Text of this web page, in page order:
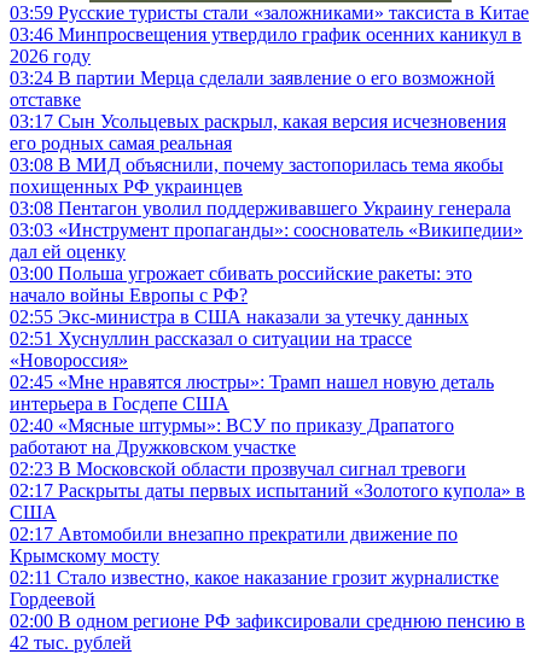
03:59 Русские туристы стали «заложниками» таксиста в Китае
03:46 Минпросвещения утвердило график осенних каникул в
2026 году
03:24 В партии Мерца сделали заявление о его возможной
отставке
03:17 Сын Усольцевых раскрыл, какая версия исчезновения
его родных самая реальная
03:08 В МИД объяснили, почему застопорилась тема якобы
похищенных РФ украинцев
03:08 Пентагон уволил поддерживавшего Украину генерала
03:03 «Инструмент пропаганды»: сооснователь «Википедии»
дал ей оценку
03:00 Польша угрожает сбивать российские ракеты: это
начало войны Европы с РФ?
02:55 Экс-министра в США наказали за утечку данных
02:51 Хуснуллин рассказал о ситуации на трассе
«Новороссия»
02:45 «Мне нравятся люстры»: Трамп нашел новую деталь
интерьера в Госдепе США
02:40 «Мясные штурмы»: ВСУ по приказу Драпатого
работают на Дружковском участке
02:23 В Московской области прозвучал сигнал тревоги
02:17 Раскрыты даты первых испытаний «Золотого купола» в
США
02:17 Автомобили внезапно прекратили движение по
Крымскому мосту
02:11 Стало известно, какое наказание грозит журналистке
Гордеевой
02:00 В одном регионе РФ зафиксировали среднюю пенсию в
42 тыс. рублей